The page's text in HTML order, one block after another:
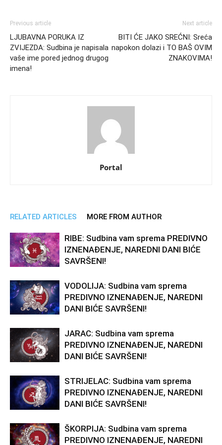
Previous article
LJUBAVNA PORUKA IZ
ZVIJEZDA: Sudbina je napisala
vaše ime pored jednog drugog
imena!
Next article
BITI ĆE JAKO SREĆNI: Sreća
napokon dolazi i TO BAŠ OVIM
ZNAKOVIMA!
Portal
RELATED ARTICLES MORE FROM AUTHOR
RIBE: Sudbina vam sprema PREDIVNO
IZNENAĐENJE, NAREDNI DANI BIĆE
SAVRŠENI!
VODOLIJA: Sudbina vam sprema
PREDIVNO IZNENAĐENJE, NAREDNI
DANI BIĆE SAVRŠENI!
JARAC: Sudbina vam sprema
PREDIVNO IZNENAĐENJE, NAREDNI
DANI BIĆE SAVRŠENI!
STRIJELAC: Sudbina vam sprema
PREDIVNO IZNENAĐENJE, NAREDNI
DANI BIĆE SAVRŠENI!
ŠKORPIJA: Sudbina vam sprema
PREDIVNO IZNENAĐENJE, NAREDNI